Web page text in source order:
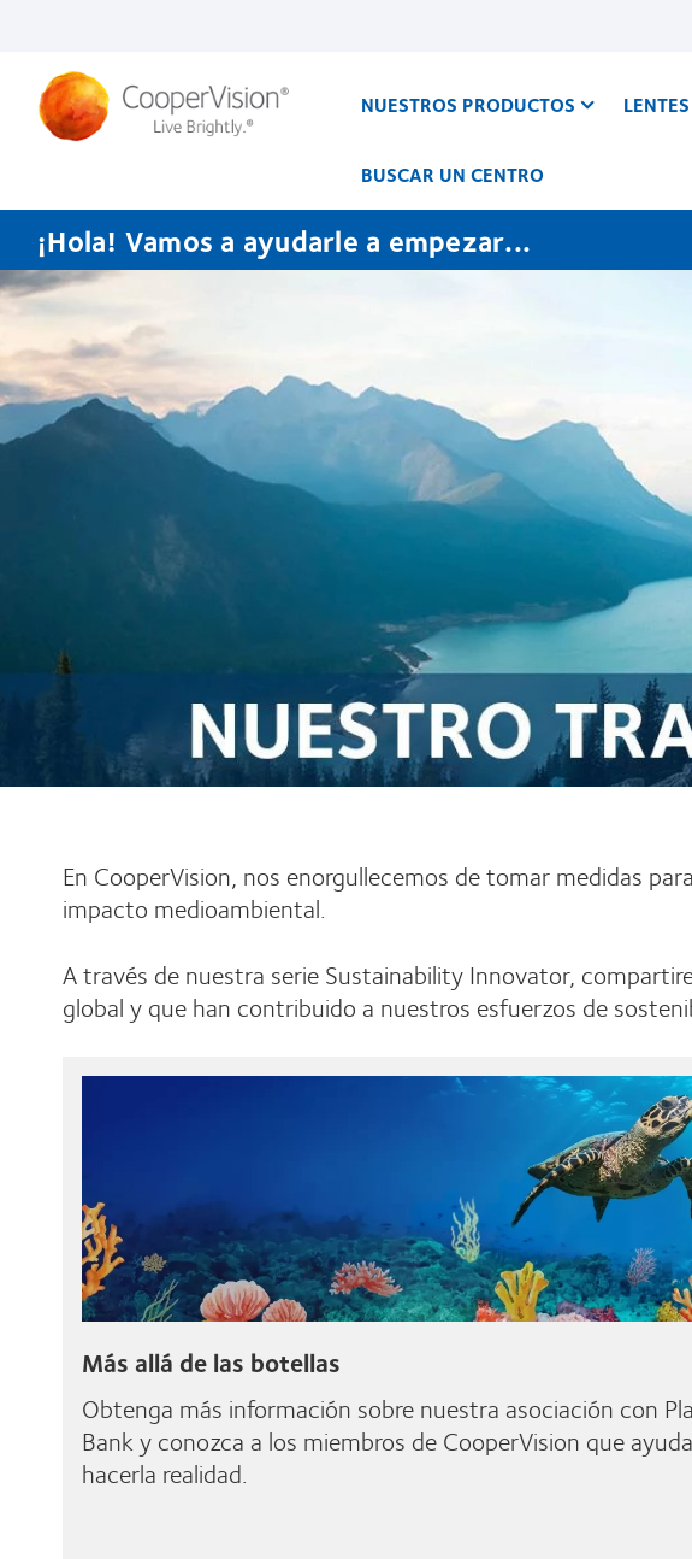
principal
NUESTROS PRODUCTOS
BUSCAR UN CENTRO
¡Hola! Vamos a ayudarle a empezar...
En CooperVision, nos enorgullecemos de tomar medidas
impacto medioambiental.
A través de nuestra serie Sustainability Innovator,
global y que han contribuido a nuestros esfuerzos de
Más allá de las botellas
Obtenga más información sobre nuestra asociación con
Bank y conozca a los miembros de CooperVision que
hacerla realidad.